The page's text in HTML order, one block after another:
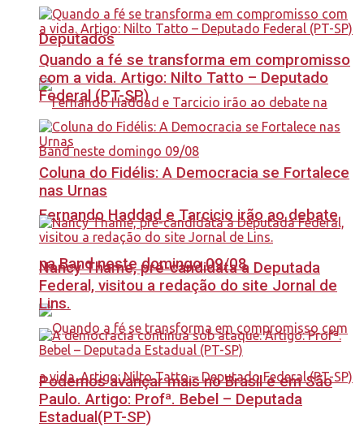
Deputados
Fernando Haddad e Tarcicio irão ao debate
na Band neste domingo 09/08
Quando a fé se transforma em compromisso
com a vida. Artigo: Nilto Tatto – Deputado
Federal (PT-SP)
Coluna do Fidélis: A Democracia se Fortalece
nas Urnas
Nancy Thame, pré-candidata a Deputada
Federal, visitou a redação do site Jornal de
Lins.
Podemos avançar mais no Brasil e em São
Paulo. Artigo: Profª. Bebel – Deputada
Estadual(PT-SP)